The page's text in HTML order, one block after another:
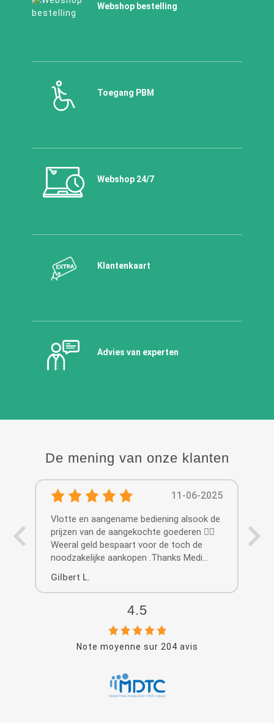
Webshop bestelling
Toegang PBM
Webshop 24/7
Klantenkaart
Advies van experten
De mening van onze klanten
11-06-2025
Vlotte en aangename bediening alsook de
prijzen van de aangekochte goederen 👍🏻
Weeral geld bespaart voor de toch de
noodzakelijke aankopen .Thanks Medi
Gilbert L.
4.5
Note moyenne sur 204 avis